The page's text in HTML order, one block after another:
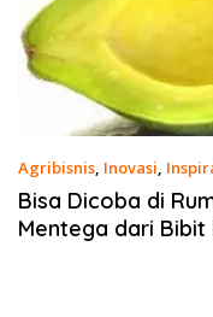
Agribisnis, Inovasi,
Oktober 2023
Bisa Dicoba di
Mentega dari